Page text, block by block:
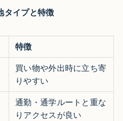
タイプと特徴
特徴
買い物や外出時に立ち寄
りやすい
通勤・通学ルートと重な
りアクセスが良い